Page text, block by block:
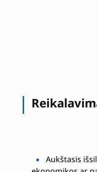
Aukštasis